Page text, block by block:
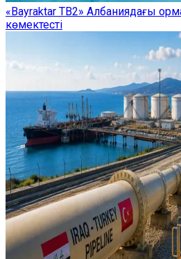
«Bayraktar TB2» Албаниядағы
көмектесті